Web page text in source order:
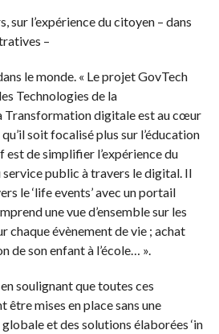
sur l’expérience du citoyen – dans
–
le monde. « Le projet GovTech
Technologies de la
Transformation digitale est au cœur
soit focalisé plus sur l’éducation
est de simplifier l’expérience du
service public à travers le digital. Il
le ‘life events’ avec un portail
une vue d’ensemble sur les
chaque évènement de vie ; achat
de son enfant à l’école… ».
soulignant que toutes ces
être mises en place sans une
et des solutions élaborées ‘in